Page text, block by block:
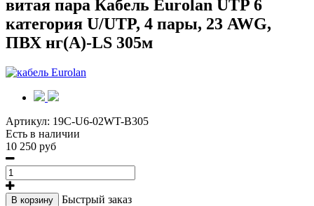
витая пара Кабель Eurolan UTP 6
категория U/UTP, 4 пары, 23 AWG,
ПВХ нг(А)-LS 305м
Артикул: 19C-U6-02WT-B305
Есть в наличии
10 250 руб
В корзину Быстрый заказ